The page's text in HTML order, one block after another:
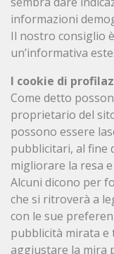
informazioni
Il nostro consiglio
un’informativa
I cookie di
Come detto
proprietario del
possono essere
pubblicitari, al fine
migliorare la resa
Alcuni dicono per
che si ritroverà a
con le sue
pubblicità mirata e
aggiustare la mira